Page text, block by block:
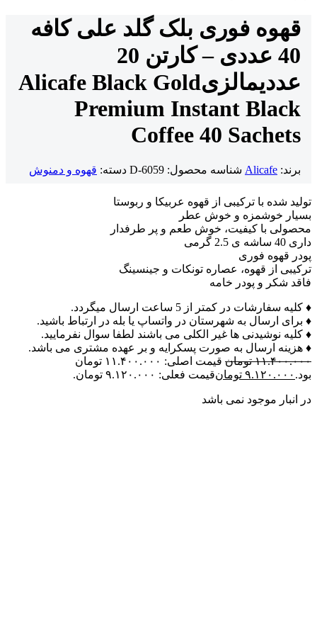
قهوه فوری بلک گلد علی کافه
40 عددی – کارتن 20
عددیمالزیAlicafe Black Gold
Premium Instant Black
Coffee 40 Sachets
برند: Alicafe شناسه محصول: D-6059 دسته: قهوه و دمنوش
تولید شده با ترکیبی از قهوه عربیکا و ربوستا
بسیار خوشمزه و خوش عطر
محصولی با کیفیت، خوش طعم و پر طرفدار
داری 40 ساشه ی 2.5 گرمی
پودر قهوه فوری
ترکیبی از قهوه، عصاره تونکات و جینسینگ
فاقد شکر و پودر خامه
♦ کلیه سفارشات در کمتر از 5 ساعت ارسال میگردد.
♦ برای ارسال به شهرستان در واتساپ یا بله در ارتباط باشید.
♦ کلیه نوشیدنی ها غیر الکلی می باشند لطفا سوال نفرمایید.
♦ هزینه ارسال به صورت پسکرایه و بر عهده مشتری می باشد.
۱۱.۴۰۰.۰۰۰ تومان
قیمت اصلی: ۱۱.۴۰۰.۰۰۰ تومان
بود. ۹.۱۲۰.۰۰۰ تومانقیمت فعلی: ۹.۱۲۰.۰۰۰ تومان.
در انبار موجود نمی باشد